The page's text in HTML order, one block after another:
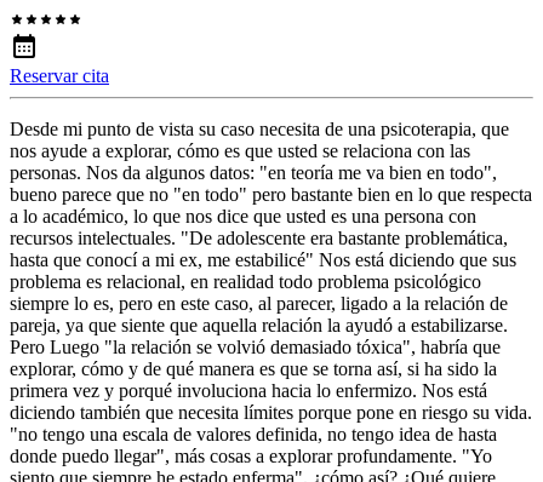
Reservar cita
Desde mi punto de vista su caso necesita de una psicoterapia, que
nos ayude a explorar, cómo es que usted se relaciona con las
personas. Nos da algunos datos: "en teoría me va bien en todo",
bueno parece que no "en todo" pero bastante bien en lo que respecta
a lo académico, lo que nos dice que usted es una persona con
recursos intelectuales. "De adolescente era bastante problemática,
hasta que conocí a mi ex, me estabilicé" Nos está diciendo que sus
problema es relacional, en realidad todo problema psicológico
siempre lo es, pero en este caso, al parecer, ligado a la relación de
pareja, ya que siente que aquella relación la ayudó a estabilizarse.
Pero Luego "la relación se volvió demasiado tóxica", habría que
explorar, cómo y de qué manera es que se torna así, si ha sido la
primera vez y porqué involuciona hacia lo enfermizo. Nos está
diciendo también que necesita límites porque pone en riesgo su vida.
"no tengo una escala de valores definida, no tengo idea de hasta
donde puedo llegar", más cosas a explorar profundamente. "Yo
siento que siempre he estado enferma", ¿cómo así? ¿Qué quiere